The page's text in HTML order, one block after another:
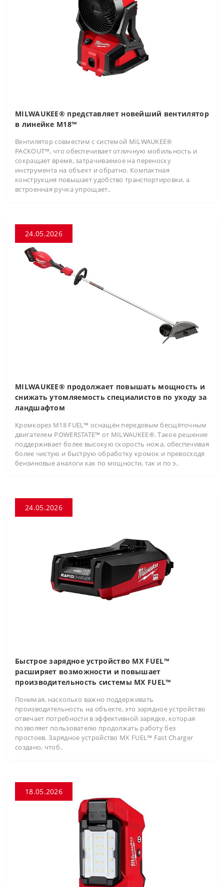
MILWAUKEE® представляет новейший вентилятор
в линейке M18™
Вентилятор совместим с системой MILWAUKEE®
PACKOUT™, что обеспечивает отличную мобильность и
сокращает время, затрачиваемое на переноску
инструмента на объект и обратно. Компактная
конструкция повышает удобство транспортировки, а
встроенная ручка упрощает..
24.05.2026
MILWAUKEE® продолжает повышать мощность и
снижать утомляемость специалистов по уходу за
ландшафтом
Кромкорез M18 FUEL™ оснащён передовым бесщёточным
двигателем POWERSTATE™ от MILWAUKEE®. Такое решение
поддерживает более высокую скорость ножа, обеспечивая
более чистую и быструю обработку кромок и превосходя
бензиновые аналоги как по мощности, так и по э..
24.05.2026
Быстрое зарядное устройство MX FUEL™
расширяет возможности и повышает
производительность системы MX FUEL™
Понимая, насколько важно поддерживать
производительность на объекте, это зарядное устройство
отвечает потребности в эффективной зарядке, которая
позволяет пользователю продолжать работу без
простоев. Зарядное устройство MX FUEL™ Fast Charger
создано, чтоб..
18.05.2026